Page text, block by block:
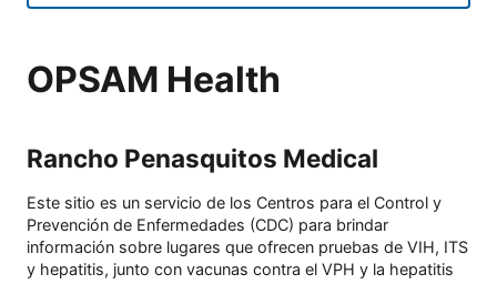
OPSAM Health
Rancho Penasquitos Medical
Este sitio es un servicio de los Centros para el Control y
Prevención de Enfermedades (CDC) para brindar
información sobre lugares que ofrecen pruebas de VIH, ITS
y hepatitis, junto con vacunas contra el VPH y la hepatitis